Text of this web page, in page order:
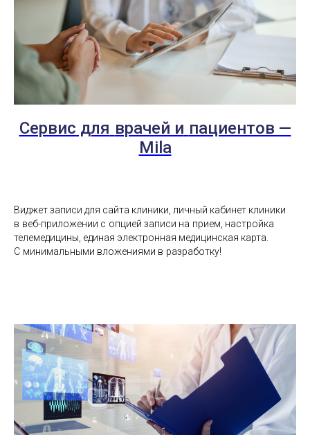
Сервис для врачей и пациентов —
Mila
Виджет записи для сайта клиники, личный кабинет клиники
в веб-приложении с опцией записи на прием, настройка
телемедицины, единая электронная медицинская карта.
С минимальными вложениями в разработку!